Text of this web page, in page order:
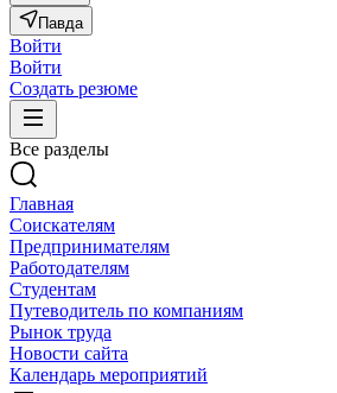
Павда
Войти
Войти
Создать резюме
Все разделы
Главная
Соискателям
Предпринимателям
Работодателям
Студентам
Путеводитель по компаниям
Рынок труда
Новости сайта
Календарь мероприятий